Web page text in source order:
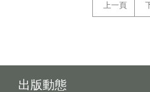
上一頁
出版動態